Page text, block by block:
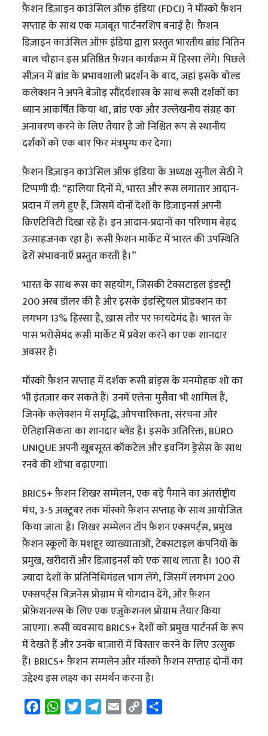
फ़ैशन डिज़ाइन काउंसिल ऑफ़ इंडिया (FDCI) ने मॉस्को फ़ैशन
सप्ताह के साथ एक मज़बूत पार्टनरशिप बनाई है। फ़ैशन
डिज़ाइन काउंसिल ऑफ़ इंडिया द्वारा प्रस्तुत भारतीय ब्रांड नितिन
बाल चौहान इस प्रतिष्ठित फ़ैशन कार्यक्रम में हिस्सा लेंगे। पिछले
सीज़न में ब्रांड के प्रभावशाली प्रदर्शन के बाद, जहां इसके बोल्ड
कलेक्शन ने अपने बेजोड़ सौंदर्यशास्त्र के साथ रूसी दर्शकों का
ध्यान आकर्षित किया था, ब्रांड एक और उल्लेखनीय संग्रह का
अनावरण करने के लिए तैयार है जो निश्चित रूप से स्थानीय
दर्शकों को एक बार फिर मंत्रमुग्ध कर देगा।
फ़ैशन डिज़ाइन काउंसिल ऑफ़ इंडिया के अध्यक्ष सुनील सेठी ने
टिप्पणी दी: “हालिया दिनों में, भारत और रूस लगातार आदान-
प्रदान में लगे हुए हैं, जिसमें दोनों देशों के डिज़ाइनर्स अपनी
क्रिएटिविटी दिखा रहे हैं। इन आदान-प्रदानों का परिणाम बेहद
उत्साहजनक रहा है। रूसी फ़ैशन मार्केट में भारत की उपस्थिति
ढेरों संभावनाएँ प्रस्तुत करती है।”
भारत के साथ रूस का सहयोग, जिसकी टेक्सटाइल इंडस्ट्री
200 अरब डॉलर की है और इसके इंडस्ट्रियल प्रोडक्शन का
लगभग 13% हिस्सा है, ख़ास तौर पर फ़ायदेमंद है। भारत के
पास भरोसेमंद रूसी मार्केट में प्रवेश करने का एक शानदार
अवसर है।
मॉस्को फ़ैशन सप्ताह में दर्शक रूसी ब्रांड्स के मनमोहक शो का
भी इंतज़ार कर सकते हैं। उनमें एलेना मुसैवा भी शामिल हैं,
जिनके कलेक्शन में समृद्धि, औपचारिकता, संरचना और
ऐतिहासिकता का शानदार ब्लेंड है। इसके अतिरिक्त, BÜRO
UNIQUE अपनी खूबसूरत कॉकटेल और इवनिंग ड्रेसेस के साथ
रनवे की शोभा बढ़ाएगा।
BRICS+ फ़ैशन शिखर सम्मेलन, एक बड़े पैमाने का अंतर्राष्ट्रीय
मंच, 3-5 अक्टूबर तक मॉस्को फ़ैशन सप्ताह के साथ आयोजित
किया जाता है। शिखर सम्मेलन टॉप फ़ैशन एक्सपर्ट्स, प्रमुख
फ़ैशन स्कूलों के मशहूर व्याख्याताओं, टेक्सटाइल कंपनियों के
प्रमुख, खरीदारों और डिज़ाइनर्स को एक साथ लाता है। 100 से
ज़्यादा देशों के प्रतिनिधिमंडल भाग लेंगे, जिसमें लगभग 200
एक्सपर्ट्स बिज़नेस प्रोग्राम में योगदान देंगे, और फ़ैशन
प्रोफ़ेशनल्स के लिए एक एजुकेशनल प्रोग्राम तैयार किया
जाएगा। रूसी व्यवसाय BRICS+ देशों को प्रमुख पार्टनर्स के रूप
में देखते हैं और उनके बाज़ारों में विस्तार करने के लिए उत्सुक
हैं। BRICS+ फ़ैशन सम्मलेन और मॉस्को फ़ैशन सप्ताह दोनों का
उद्देश्य इस लक्ष्य का समर्थन करना है।
W